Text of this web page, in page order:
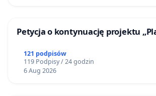
Petycja o kontynuację projektu
121 podpisów
119 Podpisy / 24 godzin
6 Aug 2026